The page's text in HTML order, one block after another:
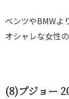
ベンツやBMWよ
オシャレな女性
(8)プジョー